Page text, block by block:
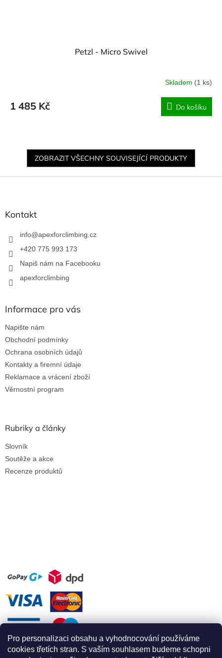
Pro personalizaci obsahu a vyhodnocování používáme
cookies třetích stran. S vaším souhlasem budeme schopni
Petzl - Micro Swivel
Skladem (1 ks)
1 485 Kč Do košíku
ZOBRAZIT VŠECHNY SOUVISEJÍCÍ PRODUKTY
Z
Kontakt
info@apexforclimbing.cz
+420 775 993 173
Napiš nám na Facebooku
apexforclimbing
Informace pro vás
Napište nám
Obchodní podmínky
Ochrana osobních údajů
Kontakty a firemní údaje
Reklamace a vrácení zboží
Věrnostní program
Rubriky a články
Slovník
Soutěže a akce
Recenze produktů